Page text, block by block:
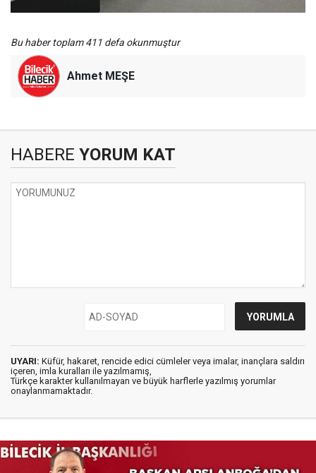
Bu haber toplam 411 defa okunmuştur
Ahmet MEŞE
HABERE YORUM KAT
UYARI: Küfür, hakaret, rencide edici cümleler veya imalar, inançlara saldırı
içeren, imla kuralları ile yazılmamış,
Türkçe karakter kullanılmayan ve büyük harflerle yazılmış yorumlar
onaylanmamaktadır.